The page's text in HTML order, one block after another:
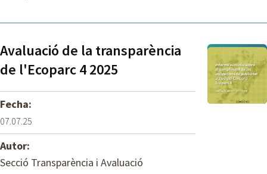
Avaluació de la transparència
de l'Ecoparc 4 2025
Fecha:
07.07.25
Autor:
Secció Transparència i Avaluació